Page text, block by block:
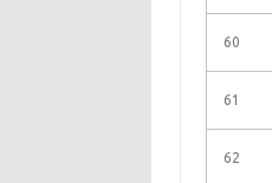
60
61
62